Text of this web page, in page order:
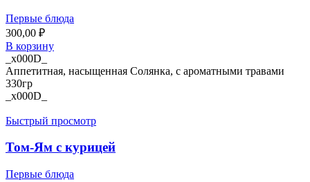
Первые блюда
300,00 ₽
В корзину
_x000D_
Аппетитная, насыщенная Солянка, с ароматными травами
330гр
_x000D_
Быстрый просмотр
Том-Ям с курицей
Первые блюда